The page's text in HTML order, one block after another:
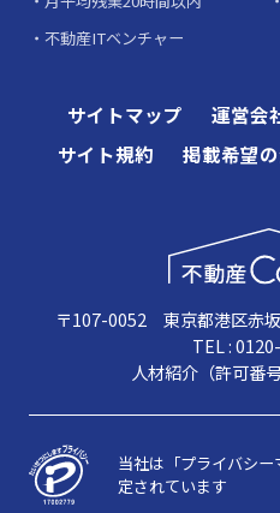
不動産ITベンチャー
サイトマップ 運営会
サイト規約
掲載希望
〒107-0052 東京都港区赤
TEL :
人材紹介（許可番
当社は「プライバシ
定されています